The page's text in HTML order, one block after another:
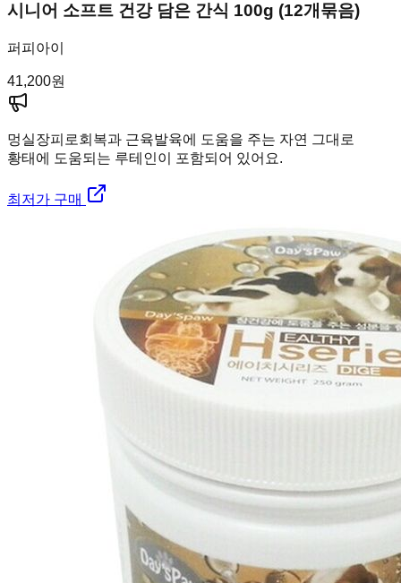
시니어 소프트 건강 담은 간식 100g (12개묶음)
퍼피아이
41,200원
멍실장피로회복과 근육발육에 도움을 주는 자연 그대로
황태에 도움되는 루테인이 포함되어 있어요.
최저가 구매